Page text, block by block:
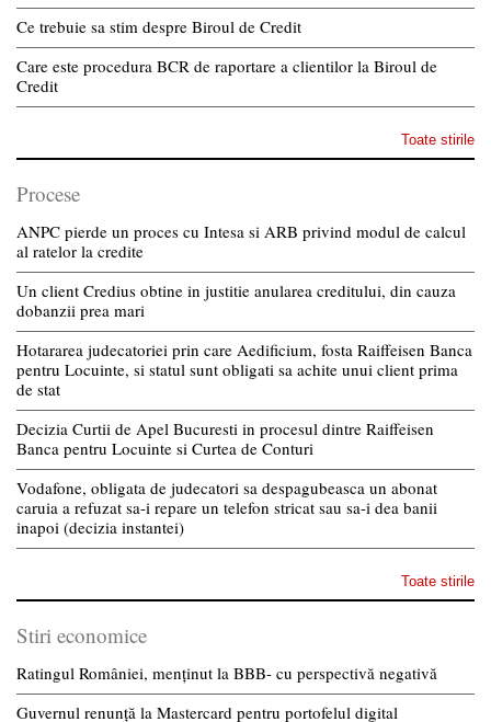
Ce trebuie sa stim despre Biroul de Credit
Care este procedura BCR de raportare a clientilor la Biroul de
Credit
Toate stirile
Procese
ANPC pierde un proces cu Intesa si ARB privind modul de calcul
al ratelor la credite
Un client Credius obtine in justitie anularea creditului, din cauza
dobanzii prea mari
Hotararea judecatoriei prin care Aedificium, fosta Raiffeisen Banca
pentru Locuinte, si statul sunt obligati sa achite unui client prima
de stat
Decizia Curtii de Apel Bucuresti in procesul dintre Raiffeisen
Banca pentru Locuinte si Curtea de Conturi
Vodafone, obligata de judecatori sa despagubeasca un abonat
caruia a refuzat sa-i repare un telefon stricat sau sa-i dea banii
inapoi (decizia instantei)
Toate stirile
Stiri economice
Ratingul României, menținut la BBB- cu perspectivă negativă
Guvernul renunță la Mastercard pentru portofelul digital